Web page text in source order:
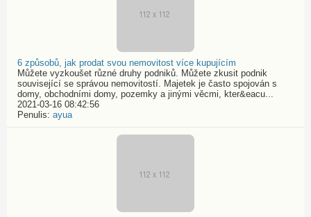
6 způsobů, jak prodat svou nemovitost více kupujícím
Můžete vyzkoušet různé druhy podniků. Můžete zkusit podnik
související se správou nemovitostí. Majetek je často spojován s
domy, obchodními domy, pozemky a jinými věcmi, kter&eacu...
2021-03-16 08:42:56
Penulis: ayua